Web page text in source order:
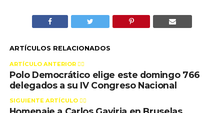
ARTÍCULOS RELACIONADOS
ARTÍCULO ANTERIOR 👉🏻
Polo Democrático elige este domingo 766
delegados a su IV Congreso Nacional
SIGUIENTE ARTÍCULO 👈🏻